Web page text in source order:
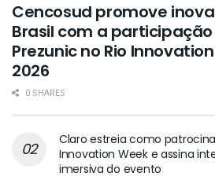
Cencosud promove
Brasil com a
Prezunic no Rio
2026
0 SHARES
Claro estreia como
Innovation Week e assina
imersiva do evento